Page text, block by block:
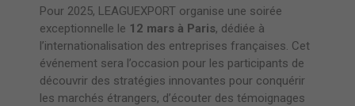
Pour 2025, LEAGUEXPORT organise une soirée
exceptionnelle le 12 mars à Paris, dédiée à
l’internationalisation des entreprises françaises. Cet
événement sera l’occasion pour les participants de
découvrir des stratégies innovantes pour conquérir
les marchés étrangers, d’écouter des témoignages